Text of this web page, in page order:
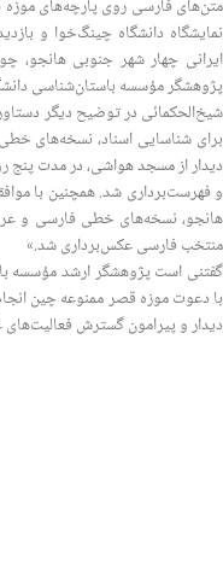
متن‌های فارسی روی پارچه‌های
نمایشگاه دانشگاه چینگ‌خوا و
ایرانی چهار شهر جنوبی هانجو،
پژوهشگر مؤسسه باستان‌شناسی
شیخ‌الحکمائی در توضیح دیگر
برای شناسایی اسناد، نسخه‌های
دیدار از مسجد هواشی، در مدت
و فهرست‌برداری شد. همچنین با
هانجو، نسخه‌های خطی فارسی و
منتخب فارسی عکس‌برداری شد.»
گفتنی است پژوهشگر ارشد مؤسسه
با دعوت موزه قصر ممنوعه چین
دیدار و پیرامون گسترش